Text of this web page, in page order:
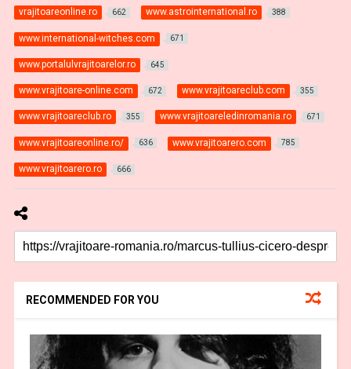
vrajitoareonline.ro 662 www.astrointernational.ro 388
www.international-witches.com 671
www.portalulvrajitoarelor.ro 645
www.vrajitoare-online.com 672 www.vrajitoareclub.com 355
www.vrajitoareclub.ro 355 www.vrajitoareledinromania.ro 671
www.vrajitoareonline.ro/ 636 www.vrajitoarero.com 785
www.vrajitoarero.ro 666
RECOMMENDED FOR YOU